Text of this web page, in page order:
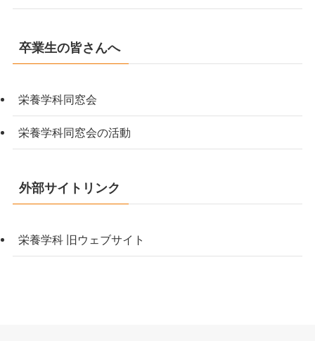
卒業生の皆さんへ
栄養学科同窓会
栄養学科同窓会の活動
外部サイトリンク
栄養学科 旧ウェブサイト